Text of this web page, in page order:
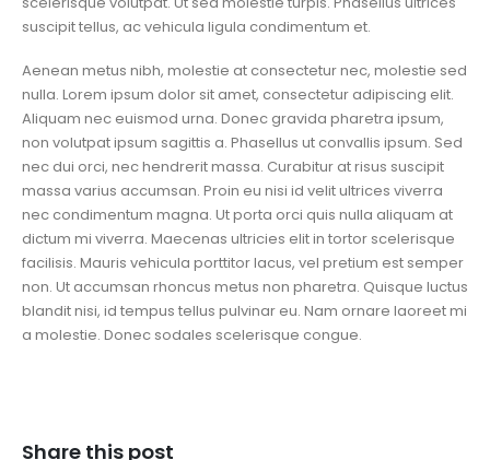
suscipit tellus, ac vehicula ligula condimentum et.
Aenean metus nibh, molestie at consectetur nec, molestie sed
nulla. Lorem ipsum dolor sit amet, consectetur adipiscing elit.
Aliquam nec euismod urna. Donec gravida pharetra ipsum,
non volutpat ipsum sagittis a. Phasellus ut convallis ipsum. Sed
nec dui orci, nec hendrerit massa. Curabitur at risus suscipit
massa varius accumsan. Proin eu nisi id velit ultrices viverra
nec condimentum magna. Ut porta orci quis nulla aliquam at
dictum mi viverra. Maecenas ultricies elit in tortor scelerisque
facilisis. Mauris vehicula porttitor lacus, vel pretium est semper
non. Ut accumsan rhoncus metus non pharetra. Quisque luctus
blandit nisi, id tempus tellus pulvinar eu. Nam ornare laoreet mi
a molestie. Donec sodales scelerisque congue.
Share this post